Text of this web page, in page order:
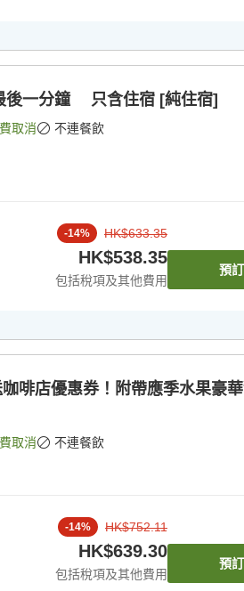
後一分鐘 只含住宿 [純住宿]
取消 不連餐飲
-14% HK$633.35
HK$538.35
包括稅項及其他費用
預訂
啡店優惠券！附帶應季水果豪
取消 不連餐飲
-14% HK$752.11
HK$639.30
包括稅項及其他費用
預訂